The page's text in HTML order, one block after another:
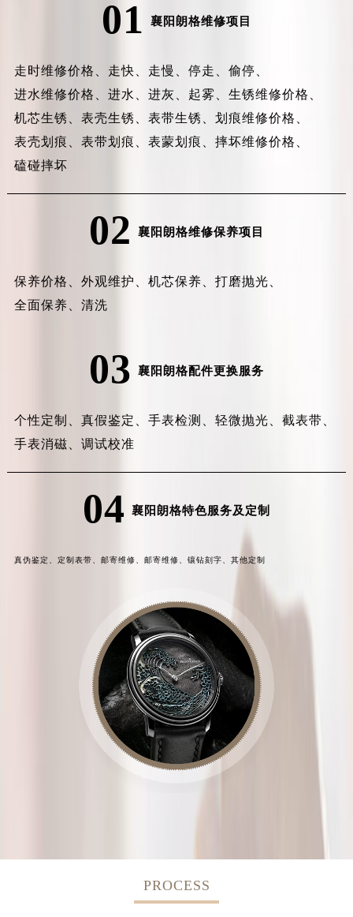
01 襄阳朗格维修项目
走时维修价格、 走快、 走慢、 停走、 偷停、
进水维修价格、 进水、 进灰、 起雾、 生锈维修价格、
机芯生锈、 表壳生锈、 表带生锈、 划痕维修价格、
表壳划痕、 表带划痕、 表蒙划痕、 摔坏维修价格、
磕碰摔坏
02 襄阳朗格维修保养项目
保养价格、 外观维护、 机芯保养、 打磨抛光、
全面保养、 清洗
03 襄阳朗格配件更换服务
个性定制、 真假鉴定、 手表检测、 轻微抛光、 截表带、
手表消磁、 调试校准
04 襄阳朗格特色服务及定制
真伪鉴定、 定制表带、 邮寄维修、 邮寄维修、 镶钻刻字、 其他定制
PROCESS